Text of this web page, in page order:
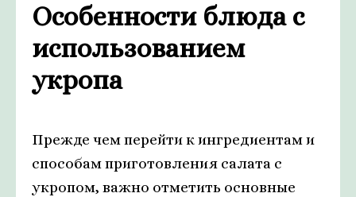
Особенности блюда с
использованием
укропа
Прежде чем перейти к ингредиентам и
способам приготовления салата с
укропом, важно отметить основные